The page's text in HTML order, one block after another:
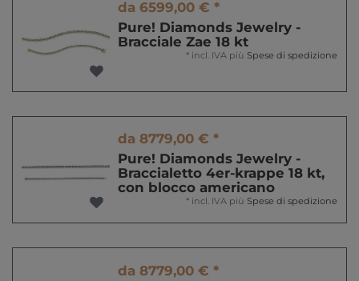
da 6599,00 € *
Pure! Diamonds Jewelry -
Bracciale Zae 18 kt
* incl. IVA più Spese di spedizione
da 8779,00 € *
Pure! Diamonds Jewelry -
Braccialetto 4er-krappe 18 kt,
con blocco americano
* incl. IVA più Spese di spedizione
da 8779,00 € *